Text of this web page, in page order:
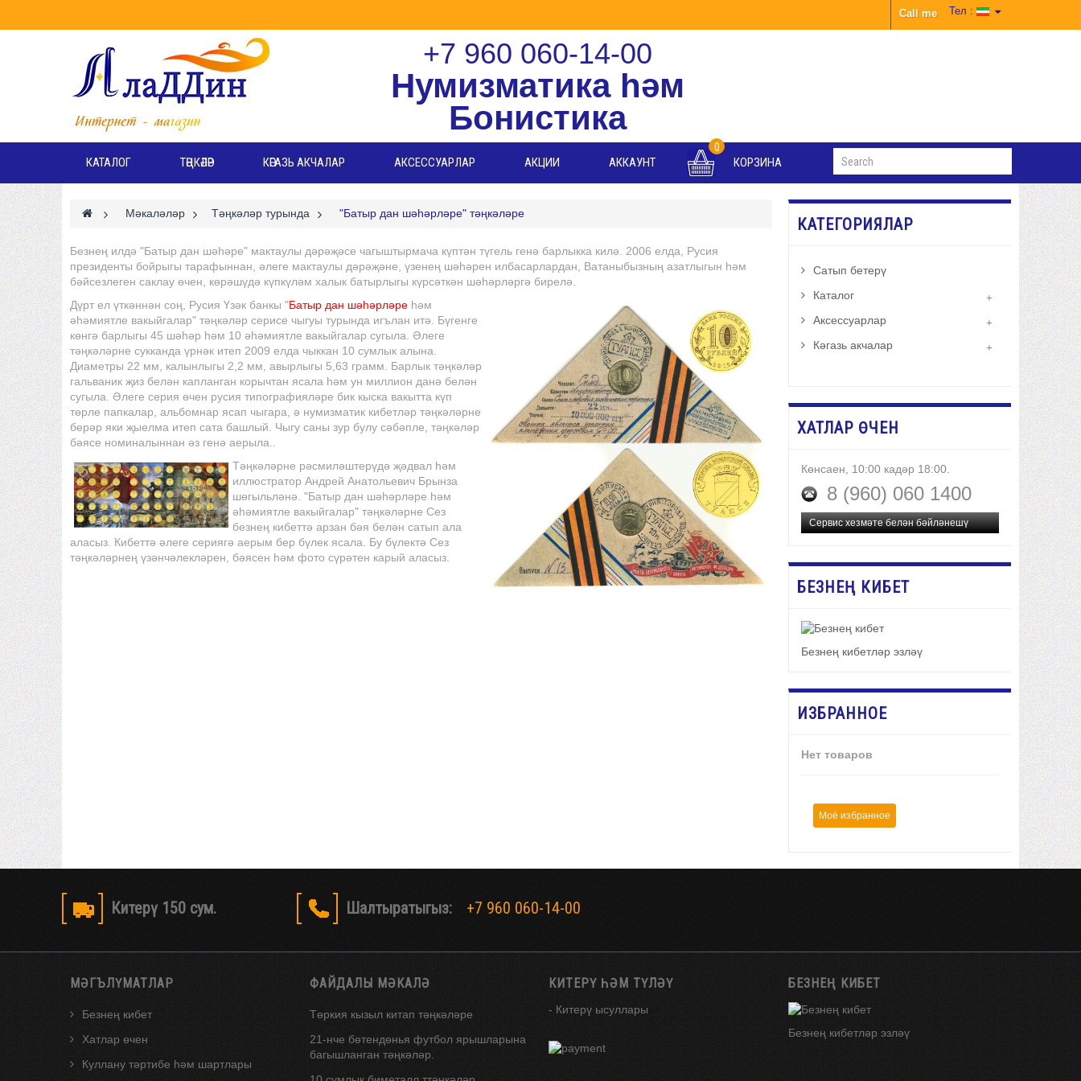
Тел :
Call me
+7 960 060-14-00
Нумизматика һәм
Бонистика
КАТАЛОГ ТӘҢКӘЛӘР КӘГАЗЬ АКЧАЛАР АКСЕССУАРЛАР АКЦИИ АККАУНТ
0
КОРЗИНА
> Мәкаләләр > Тәңкәләр турында > "Батыр дан шәһәрләре" тәңкәләре
Безнең илдә "Батыр дан шәһәре" мактаулы дәрәҗәсе чагыштырмача күптән түгель генә барлыкка килә. 2006 елда, Русия
президенты бойрыгы тарафыннан, әлеге мактаулы дәрәҗәне, үзенең шәһәрен илбасарлардан, Ватаныбызның азатлыгын һәм
бәйсезлеген саклау өчен, көрәшүдә күпкүләм халык батырлыгы күрсәткән шәһәрләргә бирелә.
Дүрт ел үткәннән соң, Русия Үзәк банкы "Батыр дан шәһәрләре һәм
әһәмиятле вакыйгалар" тәңкәләр серисе чыгуы турында игълан итә. Бүгенге
көнгә барлыгы 45 шәһәр һәм 10 әһәмиятле вакыйгалар сугыла. Әлеге
тәңкәләрне сукканда үрнәк итеп 2009 елда чыккан 10 сумлык алына.
Диаметры 22 мм, калынлыгы 2,2 мм, авырлыгы 5,63 грамм. Барлык тәңкәләр
гальваник җиз белән капланган корычтан ясала һәм ун миллион данә белән
сугыла. Әлеге серия өчен русия типографияләре бик кыска вакытта күп
төрле папкалар, альбомнар ясап чыгара, ә нумизматик кибетләр тәңкәләрне
берәр яки җыелма итеп сата башлый. Чыгу саны зур булу сәбәпле, тәңкәләр
бәясе номиналыннан әз генә аерыла..
Тәңкәләрне рәсмиләштерүдә җәдвал һәм
иллюстратор Андрей Анатольевич Брынза
шөгыльләнә. "Батыр дан шәһәрләре һәм
әһәмиятле вакыйгалар" тәңкәләрне Сез
безнең кибеттә арзан бәя белән сатып ала
аласыз. Кибеттә әлеге сериягә аерым бер бүлек ясала. Бу бүлектә Сез
тәңкәләрнең үзәнчәлекләрен, бәясен һәм фото сүрәтен карый аласыз.
КАТЕГОРИЯЛАР
Сатып бетерү
Каталог
Аксессуарлар
Кәгазь акчалар
ХАТЛАР ӨЧЕН
Көнсаен, 10:00 кадәр 18:00.
8 (960) 060 1400
Сервис хезмәте белән бәйләнешү
БЕЗНЕҢ КИБЕТ
Безнең кибетләр эзләү
ИЗБРАННОЕ
Нет товаров
Моё избранное
Китерү 150 сум. Шалтыратыгыз: +7 960 060-14-00
МӘГЪЛҮМАТЛАР
Безнең кибет
Хатлар өчен
Куллану тәртибе һәм шартлары
ФАЙДАЛЫ МӘКАЛӘ
Төркия кызыл китап тәңкәләре
21-нче бөтендөнья футбол ярышларына
багышланган тәңкәләр.
КИТЕРҮ ҺӘМ ТҮЛӘҮ
- Китерү ысуллары
БЕЗНЕҢ КИБЕТ
Безнең кибетләр эзләү